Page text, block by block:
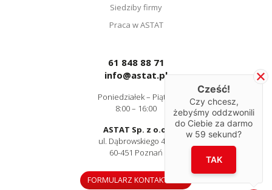
Siedziby firmy
Praca w ASTAT
61 848 88 71
info@astat.pl
Poniedziałek – Piątek
8:00 – 16:00
ASTAT Sp. z o.o.
ul. Dąbrowskiego 441
60-451 Poznań
FORMULARZ KONTAKTOWY
Cześć!
Czy chcesz,
żebyśmy oddzwonili
do Ciebie za darmo
w 59 sekund?
TAK